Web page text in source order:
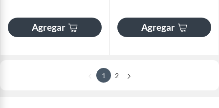
Agregar Agregar
1 2